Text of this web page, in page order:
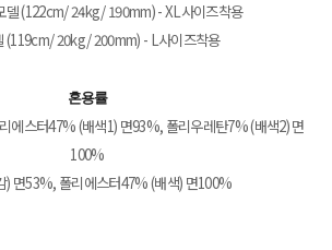
델 (122cm/ 24kg/ 190mm) - XL사이즈착용
(119cm/ 20kg/ 200mm) - L사이즈착용
혼용률
에스터47% (배색1) 면93%, 폴리우레탄7% (배색2) 면
100%
) 면53%, 폴리에스터47% (배색) 면100%